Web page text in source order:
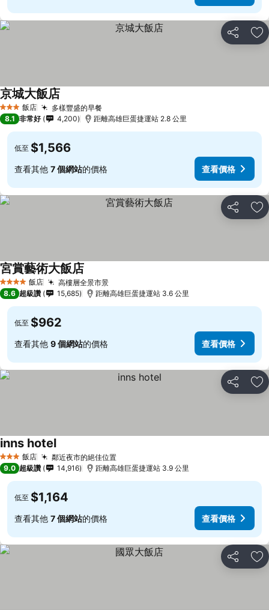
分享 加
3 星級 飯店 多樣豐盛的早餐
京城大飯店
8.1 非常好 4,200 距離高雄巨蛋捷運站 2.8 公里
低至 $1,566
查看其他 7 個網站的價格 查看價格
分享 加
4 星級 飯店 高樓層全景市景
宮賞藝術大飯店
8.6 超級讚 15,685 距離高雄巨蛋捷運站 3.6 公里
低至 $962
查看其他 9 個網站的價格 查看價格
分享 加
3 星級 飯店 鄰近夜市的絕佳位置
inns hotel
9.0 超級讚 14,916 距離高雄巨蛋捷運站 3.9 公里
低至 $1,164
查看其他 7 個網站的價格 查看價格
分享 加